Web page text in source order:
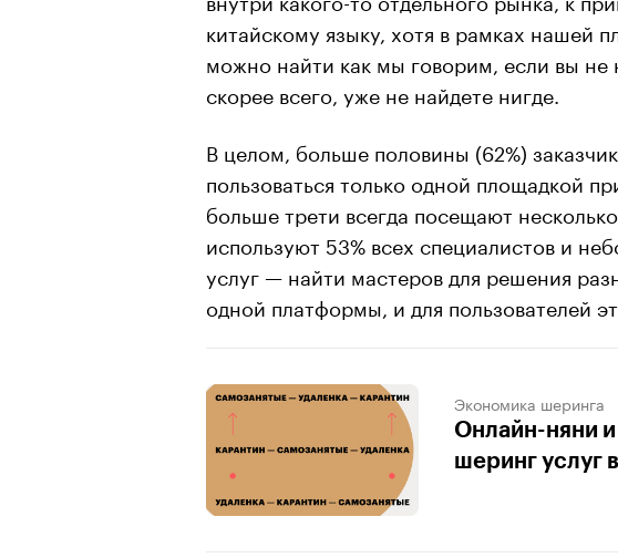
китайскому языку, хотя в рамках нашей
можно найти как мы говорим, если вы не
скорее всего, уже не найдете нигде.
В целом, больше половины (62%)
пользоваться только одной площадкой
больше трети всегда посещают
используют 53% всех специалистов и
услуг — найти мастеров для решения
одной платформы, и для пользователей
Экономика шеринга
Онлайн-няни
шеринг услуг